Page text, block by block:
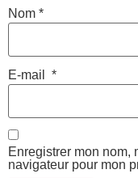
Nom *
E-mail *
Enregistrer mon nom,
navigateur pour mon